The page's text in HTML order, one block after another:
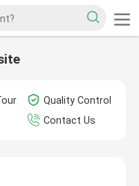
Quality Control
Contact Us